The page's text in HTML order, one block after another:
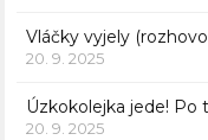
Vláčky vyjely
20. 9. 2025
Úzkokolejka jede! Po
20. 9. 2025